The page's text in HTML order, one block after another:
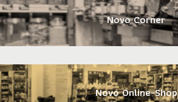
Novo Corner
Novo Online-Shop